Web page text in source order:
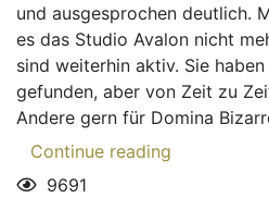
und ausgesprochen deutlich.
es das Studio Avalon nicht
sind weiterhin aktiv. Sie
gefunden, aber von Zeit zu
Andere gern für Domina
Continue reading
9691